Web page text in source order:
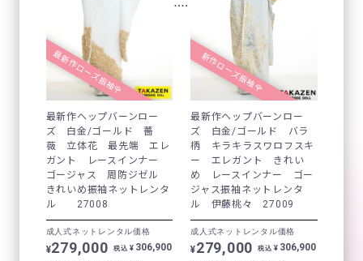
最新作ローズ振袖🌹
最新作ヘップバーンロー
ズ 白金/ゴールド 薔
薇 立体花 最先端 エレ
ガント レースインナー
ゴージャス 周防ジゼル
きれいめ振袖ネットレンタ
ル 27008
成人式ネットレンタル価格
¥279,000 税込 ¥ 306,900
新作ローズ振袖🌹
最新作ヘップバーンロー
ズ 白金/ゴールド バラ
柄 キラキラスワロフスキ
ー エレガント きれい
め レースインナー ゴー
ジャス振袖ネットレンタ
ル 伊藤桃々 27009
成人式ネットレンタル価格
¥279,000 税込 ¥ 306,900